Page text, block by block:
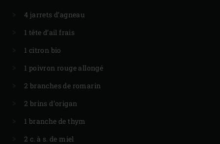
4 jarrets d’agneau
1 tête d’ail frais
1 citron bio
1 poivron rouge allongé
2 branches de romarin
2 brins d’origan
1 branche de thym
2 c. à s. de miel